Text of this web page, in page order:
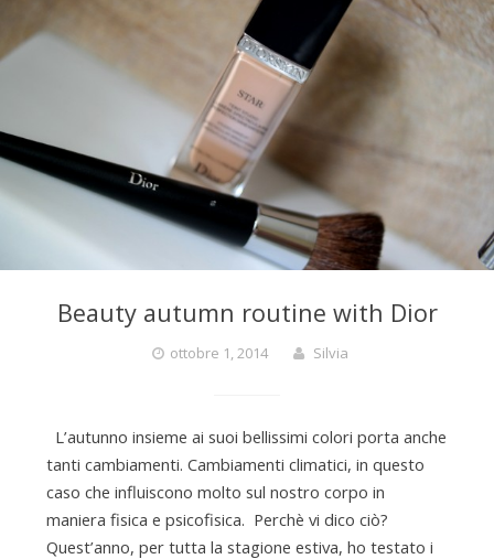
Beauty autumn routine with Dior
ottobre 1, 2014 Silvia
L’autunno insieme ai suoi bellissimi colori porta anche
tanti cambiamenti. Cambiamenti climatici, in questo
caso che influiscono molto sul nostro corpo in
maniera fisica e psicofisica. Perchè vi dico ciò?
Quest’anno, per tutta la stagione estiva, ho testato i